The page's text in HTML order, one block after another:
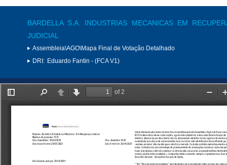
BARDELLA S.A. INDUSTRIAS MECANICAS EM
JUDICIAL
Assembleia\AGO\Mapa Final de Votação Detalhado
DRI: Eduardo Fantin - (FCA V1)